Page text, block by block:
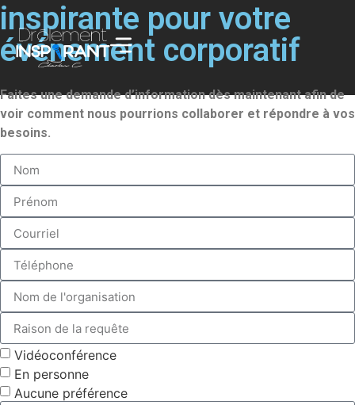
inspirante pour votre
événement corporatif
Faites une demande d’information dès maintenant afin de
voir comment nous pourrions collaborer et répondre à vos
besoins.
Vidéoconférence
En personne
Aucune préférence